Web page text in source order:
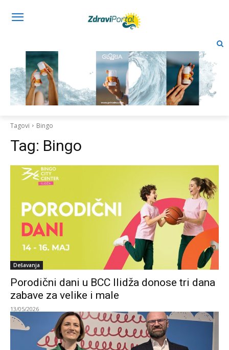
Tagovi Bingo
Tag: Bingo
Dešavanja
Porodični dani u BCC Ilidža donose tri dana
zabave za velike i male
13/05/2026